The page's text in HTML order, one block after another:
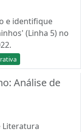
e identifique
(Linha 5) no
Análise de
Literatura